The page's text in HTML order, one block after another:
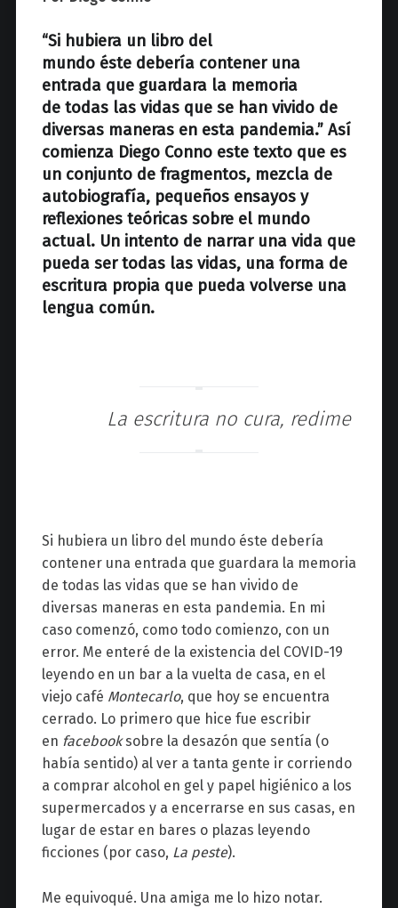
“Si hubiera un libro del
mundo éste debería contener una
entrada que guardara la memoria
de todas las vidas que se han vivido de
diversas maneras en esta pandemia.” Así
comienza Diego Conno este texto que es
un conjunto de fragmentos, mezcla de
autobiografía, pequeños ensayos y
reflexiones teóricas sobre el mundo
actual. Un intento de narrar una vida que
pueda ser todas las vidas, una forma de
escritura propia que pueda volverse una
lengua común.
La escritura no cura, redime
Si hubiera un libro del mundo éste debería
contener una entrada que guardara la memoria
de todas las vidas que se han vivido de
diversas maneras en esta pandemia. En mi
caso comenzó, como todo comienzo, con un
error. Me enteré de la existencia del COVID-19
leyendo en un bar a la vuelta de casa, en el
viejo café Montecarlo, que hoy se encuentra
cerrado. Lo primero que hice fue escribir
en facebooksobre la desazón que sentía (o
había sentido) al ver a tanta gente ir corriendo
a comprar alcohol en gel y papel higiénico a los
supermercados y a encerrarse en sus casas, en
lugar de estar en bares o plazas leyendo
ficciones (por caso, La peste).
Me equivoqué. Una amiga me lo hizo notar.